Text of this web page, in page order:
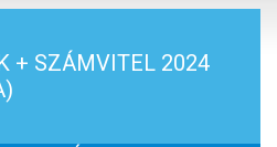
+ SZÁMVITEL 2024